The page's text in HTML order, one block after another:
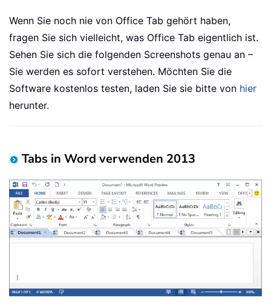
Wenn Sie noch nie von Office Tab gehört haben,
fragen Sie sich vielleicht, was Office Tab eigentlich ist.
Sehen Sie sich die folgenden Screenshots genau an –
Sie werden es sofort verstehen. Möchten Sie die
Software kostenlos testen, laden Sie sie bitte von hier
herunter.
Tabs in Word verwenden 2013